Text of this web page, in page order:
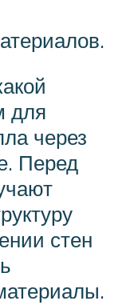
для
через
Перед
стен